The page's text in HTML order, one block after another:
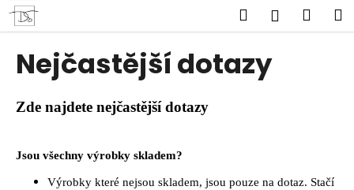
Přejít
obsah
Hledat
Nejčastější dotazy
Zde najdete nejčastější dotazy
Jsou všechny výrobky skladem?
Výrobky které nejsou skladem, jsou pouze na dotaz. Stačí
K
o
o
o
t